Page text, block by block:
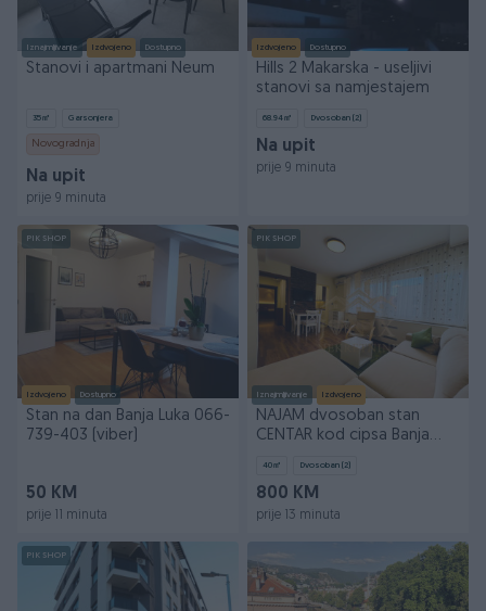
Iznajmljivanje Izdvojeno Dostupno
Stanovi i apartmani Neum
35㎡ Garsonjera
Novogradnja
Na upit
prije 9 minuta
Izdvojeno Dostupno
Hills 2 Makarska - useljivi
stanovi sa namjestajem
68.94㎡ Dvosoban (2)
Na upit
prije 9 minuta
PIK SHOP
Izdvojeno Dostupno
Stan na dan Banja Luka 066-
739-403 (viber)
50 KM
prije 11 minuta
PIK SHOP
Iznajmljivanje Izdvojeno
NAJAM dvosoban stan
CENTAR kod cipsa Banja
40㎡ Dvosoban (2)
800 KM
prije 13 minuta
PIK SHOP